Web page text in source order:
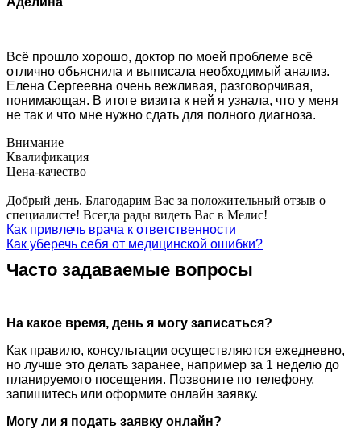
Всё прошло хорошо, доктор по моей проблеме всё
отлично объяснила и выписала необходимый анализ.
Елена Сергеевна очень вежливая, разговорчивая,
понимающая. В итоге визита к ней я узнала, что у меня
не так и что мне нужно сдать для полного диагноза.
Внимание
Квалификация
Цена-качество
Добрый день. Благодарим Вас за положительный отзыв о
специалисте! Всегда рады видеть Вас в Мелис!
Как привлечь врача к ответственности
Как уберечь себя от медицинской ошибки?
Часто задаваемые вопросы
На какое время, день я могу записаться?
Как правило, консультации осуществляются ежедневно,
но лучше это делать заранее, например за 1 неделю до
планируемого посещения. Позвоните по телефону,
запишитесь или оформите онлайн заявку.
Могу ли я подать заявку онлайн?